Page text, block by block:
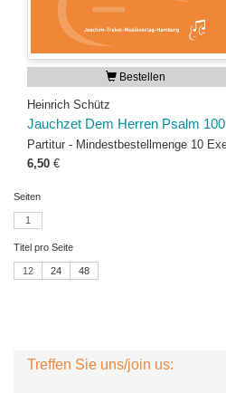
Bestellen
Heinrich Schütz
Jauchzet Dem Herren Psalm 100
Partitur - Mindestbestellmenge 10
6,50 €
Seiten
1
Titel pro Seite
12 24 48
Treffen Sie uns/join us: